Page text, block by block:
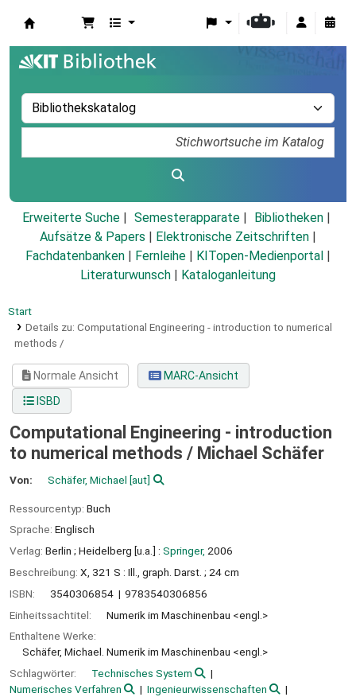
Erweiterte Suche Semesterapparate
Bibliotheken
Aufsätze & Papers
Elektronische Zeitschriften
Fachdatenbanken
Fernleihe KITopen-Medienportal
Literaturwunsch
Kataloganleitung
Start
Details zu: Computational Engineering - introduction to numerical
methods /
Normale Ansicht
MARC-Ansicht
ISBD
Computational Engineering - introduction
to numerical methods / Michael Schäfer
Von: Schäfer, Michael [aut]
Ressourcentyp: Buch
Sprache: Englisch
Verlag: Berlin ; Heidelberg [u.a.] : Springer, 2006
Beschreibung: X, 321 S : Ill., graph. Darst. ; 24 cm
ISBN:
3540306854
9783540306856
Einheitssachtitel:
Numerik im Maschinenbau <engl.>
Enthaltene Werke:
Schäfer, Michael. Numerik im Maschinenbau <engl.>
Schlagwörter:
Technisches System
Numerisches Verfahren
Ingenieurwissenschaften